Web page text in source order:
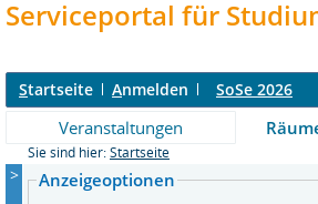
Serviceportal für
Startseite Anmelden SoSe 2026
Veranstaltungen
Sie sind hier: Startseite
> Anzeigeoptionen